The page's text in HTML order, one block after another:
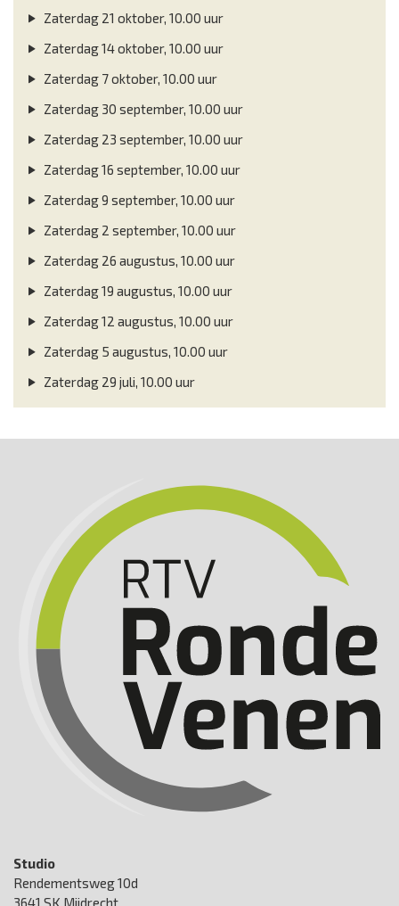
Zaterdag 21 oktober, 10.00 uur
Zaterdag 14 oktober, 10.00 uur
Zaterdag 7 oktober, 10.00 uur
Zaterdag 30 september, 10.00 uur
Zaterdag 23 september, 10.00 uur
Zaterdag 16 september, 10.00 uur
Zaterdag 9 september, 10.00 uur
Zaterdag 2 september, 10.00 uur
Zaterdag 26 augustus, 10.00 uur
Zaterdag 19 augustus, 10.00 uur
Zaterdag 12 augustus, 10.00 uur
Zaterdag 5 augustus, 10.00 uur
Zaterdag 29 juli, 10.00 uur
Studio
Rendementsweg 10d
3641 SK Mijdrecht